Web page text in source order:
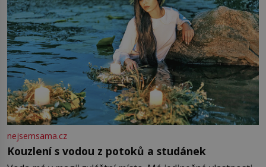
nejsemsama.cz
Kouzlení s vodou z potoků a studánek